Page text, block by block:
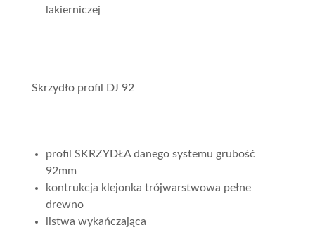
lakierniczej
Skrzydło profil DJ 92
profil SKRZYDŁA danego systemu grubość
92mm
kontrukcja klejonka trójwarstwowa pełne
drewno
listwa wykańczająca